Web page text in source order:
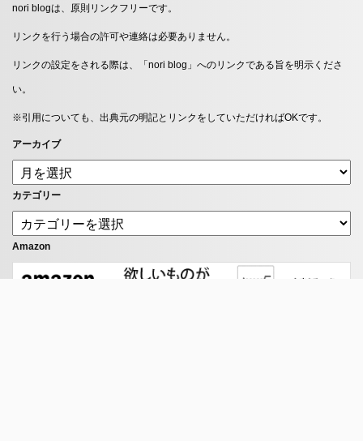
nori blogは、原則リンクフリーです。
リンクを行う場合の許可や連絡は必要ありません。
リンクの設定をされる際は、「nori blog」へのリンクである旨を明示くださ
い。
※引用についても、出典元の明記とリンクをしていただければOKです。
アーカイブ
カテゴリー
Amazon